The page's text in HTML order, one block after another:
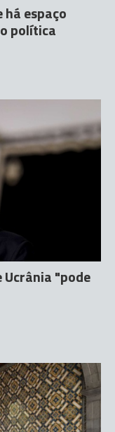
espaço
política
"pode